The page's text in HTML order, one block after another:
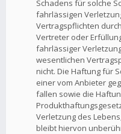
Schadens für solche
fahrlässigen
Vertragspflichten
Vertreter oder
fahrlässiger
wesentlichen
nicht. Die Haftung für
einer vom Anbieter
fallen sowie die
Verletzung des
bleibt hiervon